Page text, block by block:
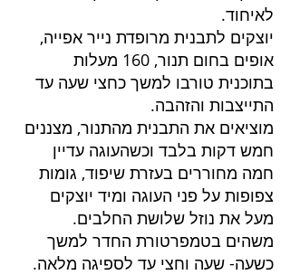
לאיחוד.
יוצקים לתבנית מרופדת נייר אפייה,
אופים בחום תנור, 160 מעלות
בתוכנית טורבו למשך כחצי שעה עד
התייצבות והזהבה.
מוציאים את התבנית מהתנור, מצננים
חמש דקות בלבד וכשהעוגה עדיין
חמה מחוררים בעזרת שיפוד, גומות
צפופות על פני העוגה ומיד יוצקים
מעל את נוזל שלושת החלבים.
משהים בטמפרטורת החדר למשך
כשעה- שעה וחצי עד לספיגה מלאה.